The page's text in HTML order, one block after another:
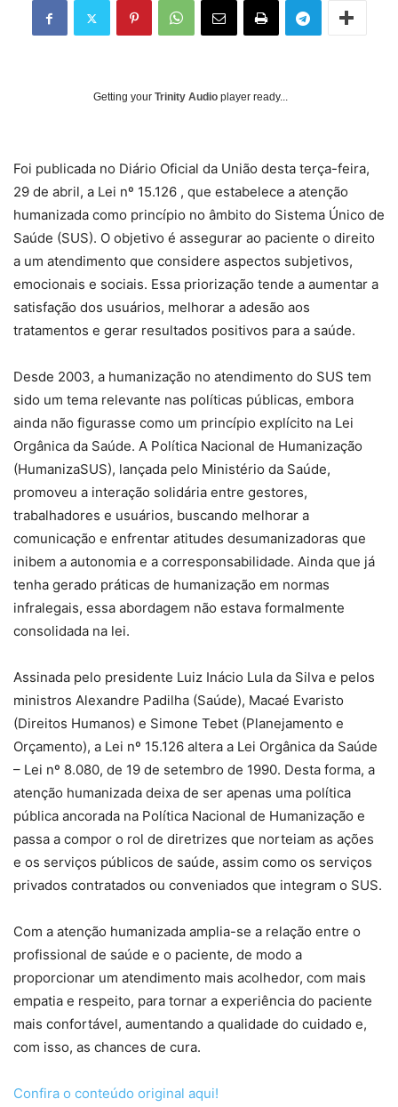
Getting your Trinity Audio player ready...
Foi publicada no Diário Oficial da União desta terça-feira,
29 de abril, a Lei nº 15.126 , que estabelece a atenção
humanizada como princípio no âmbito do Sistema Único de
Saúde (SUS). O objetivo é assegurar ao paciente o direito
a um atendimento que considere aspectos subjetivos,
emocionais e sociais. Essa priorização tende a aumentar a
satisfação dos usuários, melhorar a adesão aos
tratamentos e gerar resultados positivos para a saúde.
Desde 2003, a humanização no atendimento do SUS tem
sido um tema relevante nas políticas públicas, embora
ainda não figurasse como um princípio explícito na Lei
Orgânica da Saúde. A Política Nacional de Humanização
(HumanizaSUS), lançada pelo Ministério da Saúde,
promoveu a interação solidária entre gestores,
trabalhadores e usuários, buscando melhorar a
comunicação e enfrentar atitudes desumanizadoras que
inibem a autonomia e a corresponsabilidade. Ainda que já
tenha gerado práticas de humanização em normas
infralegais, essa abordagem não estava formalmente
consolidada na lei.
Assinada pelo presidente Luiz Inácio Lula da Silva e pelos
ministros Alexandre Padilha (Saúde), Macaé Evaristo
(Direitos Humanos) e Simone Tebet (Planejamento e
Orçamento), a Lei nº 15.126 altera a Lei Orgânica da Saúde
– Lei nº 8.080, de 19 de setembro de 1990. Desta forma, a
atenção humanizada deixa de ser apenas uma política
pública ancorada na Política Nacional de Humanização e
passa a compor o rol de diretrizes que norteiam as ações
e os serviços públicos de saúde, assim como os serviços
privados contratados ou conveniados que integram o SUS.
Com a atenção humanizada amplia-se a relação entre o
profissional de saúde e o paciente, de modo a
proporcionar um atendimento mais acolhedor, com mais
empatia e respeito, para tornar a experiência do paciente
mais confortável, aumentando a qualidade do cuidado e,
com isso, as chances de cura.
Confira o conteúdo original aqui!